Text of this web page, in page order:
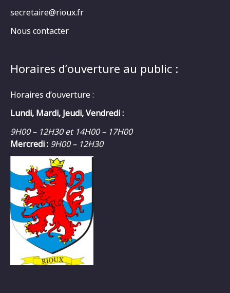
secretaire@rioux.fr
Nous contacter
Horaires d’ouverture au public :
Horaires d’ouverture :
Lundi, Mardi, Jeudi, Vendredi :
9H00 – 12H30 et 14H00 – 17H00
Mercredi : 9H00 – 12H30